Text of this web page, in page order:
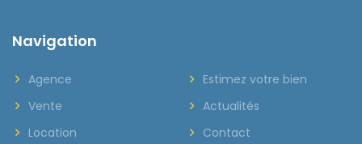
Navigation
Agence
Vente
Location
Estimez votre bien
Actualités
Contact